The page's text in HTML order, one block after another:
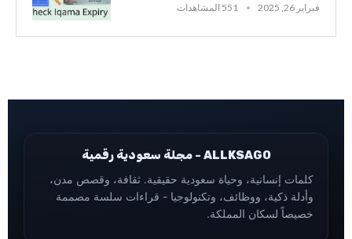
فبراير 26, 2025
551 المشاهدات
ALLKSAGO - مجلة سعودية رقمية
كلمات إنسانية، وحياة سعودية حقيقية. ثقافة، وقصص مدن،
وأدلة ذكية، ووظائف، وتكنولوجيا - قراءات سلسة مصممة
خصيصاً لسكان المملكة.